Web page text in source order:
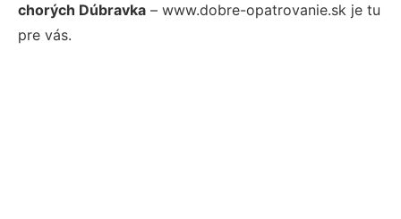
chorých Dúbravka – www.dobre-opatrovanie.sk je tu
pre vás.